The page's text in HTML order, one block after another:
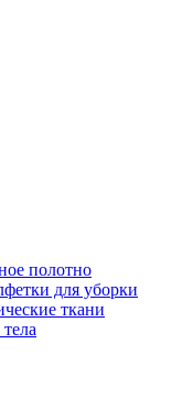
полотно
для уборки
ткани